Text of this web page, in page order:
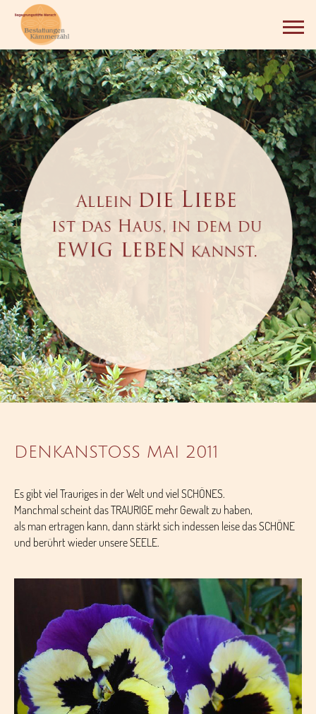
DENKANSTOSS MAI 2011
Es gibt viel Trauriges in der Welt und viel SCHÖNES.
Manchmal scheint das TRAURIGE mehr Gewalt zu haben,
als man ertragen kann, dann stärkt sich indessen leise das SCHÖNE
und berührt wieder unsere SEELE.